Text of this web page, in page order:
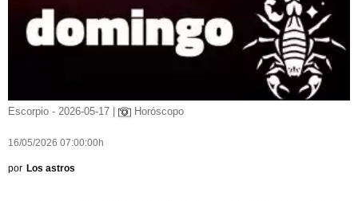
Escorpio - 2026-05-17 | Horóscopo
16/05/2026 07:00:00h
por Los astros